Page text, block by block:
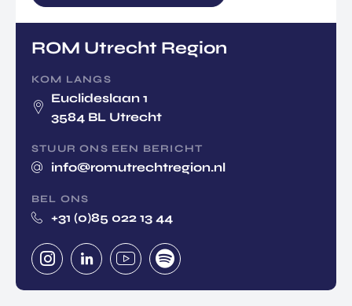
ROM Utrecht Region
KOM LANGS
Euclideslaan 1
3584 BL Utrecht
STUUR ONS EEN BERICHT
info@romutrechtregion.nl
BEL ONS
+31 (0)85 022 13 44